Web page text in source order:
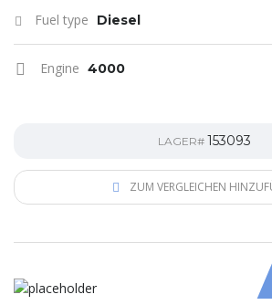
Fuel type Diesel
Engine 4000
LAGER# 153093
ZUM VERGLEICHEN